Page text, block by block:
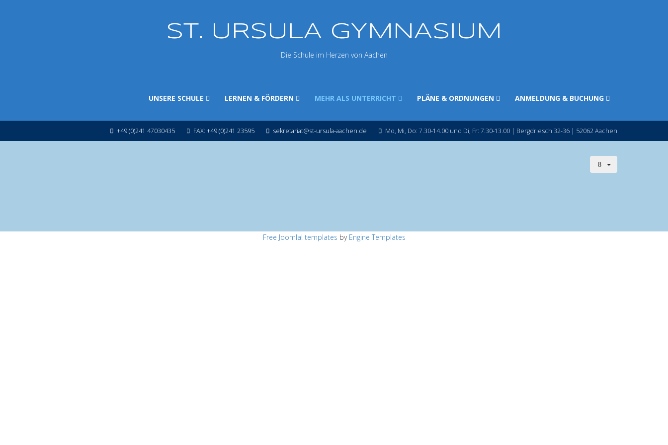
ST. URSULA GYMNASIUM
Die Schule im Herzen von Aachen
UNSERE SCHULE LERNEN & FÖRDERN MEHR ALS UNTERRICHT PLÄNE & ORDNUNGEN ANMELDUNG & BUCHUNG
+49 (0)241 47030435 FAX: +49 (0)241 23595 sekretariat@st-ursula-aachen.de Mo, Mi, Do: 7.30-14.00 und Di, Fr: 7.30-13.00 | Bergdriesch 32-36 | 52062 Aachen
Free Joomla! templates by Engine Templates